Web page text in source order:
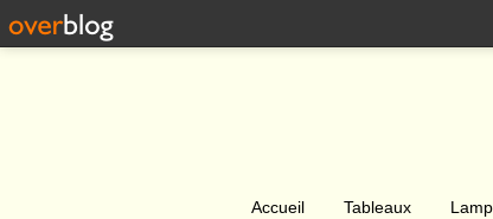
Accueil Tableaux